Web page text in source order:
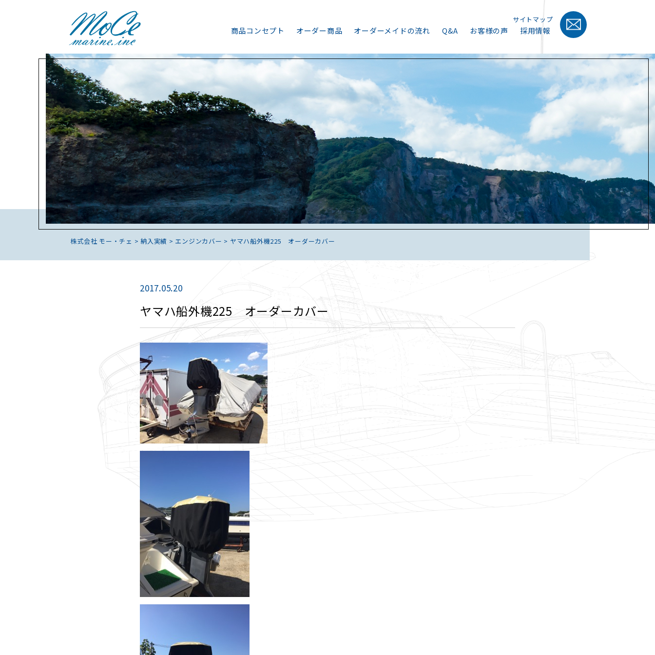
商品コンセプト オーダー商品 オーダーメイドの流れ Q&A お客様の声 採用情報
サイトマップ
株式会社 モー・チェ > 納入実績 > エンジンカバー > ヤマハ船外機225 オーダーカバー
2017.05.20
ヤマハ船外機225 オーダーカバー